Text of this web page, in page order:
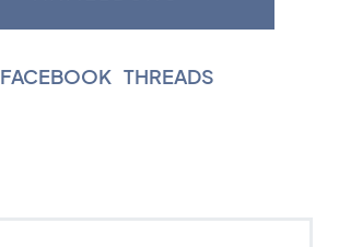
FACEBOOK THREADS